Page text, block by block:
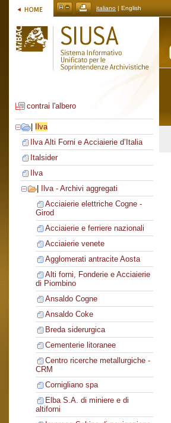
italiano | English
contrai l'albero
Ilva
Ilva Alti Forni e Acciaierie d’Italia
Italsider
Ilva
Ilva - Archivi aggregati
Acciaierie elettriche Cogne -
Girod
Acciaierie e ferriere nazionali
Acciaierie venete
Agglomerati antracite Aosta
Alti forni, Fonderie e Acciaierie
di Piombino
Ansaldo Cogne
Ansaldo Coke
Breda siderurgica
Cementerie litoranee
Centro ricerche metallurgiche -
CRM
Cornigliano spa
Elba S.A. di miniere e di
altiforni